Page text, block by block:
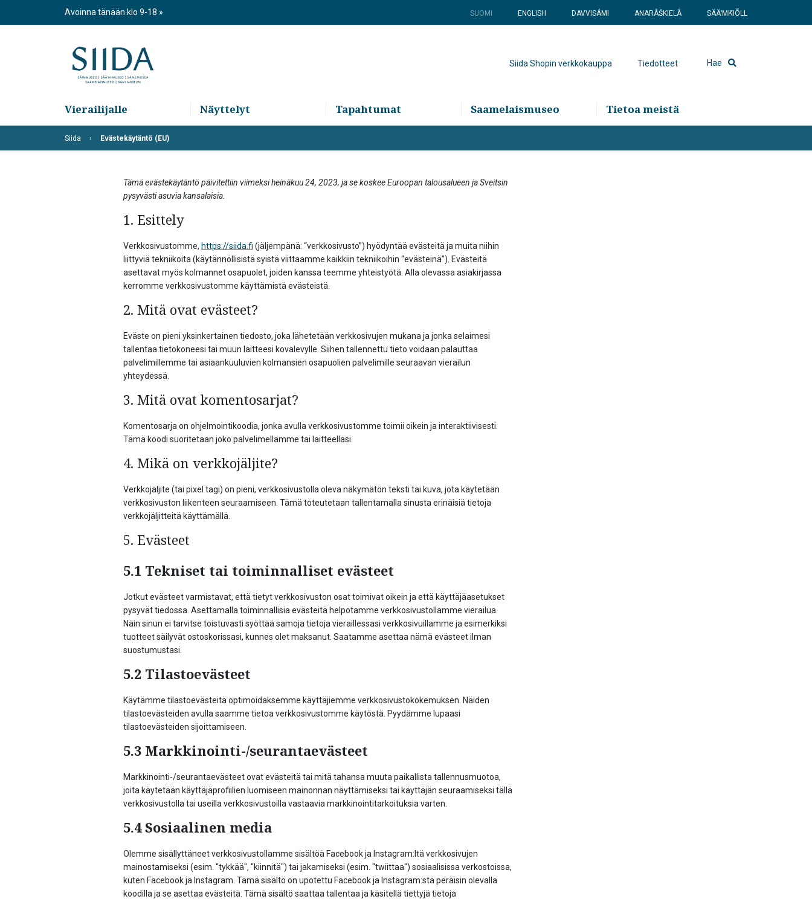
Avoinna tänään klo 9-18 SUOMI ENGLISH DAVVISÁMI ANARÂŠKIELÂ SÄÄʹMǨIÕLL
Siida Shopin verkkokauppa Tiedotteet Hae
Vierailijalle Näyttelyt Tapahtumat Saamelaismuseo Tietoa meistä
Siida Evästekäytäntö (EU)
Tämä evästekäytäntö päivitettiin viimeksi heinäkuu 24, 2023, ja se koskee Euroopan talousalueen ja Sveitsin
pysyvästi asuvia kansalaisia.
1. Esittely
Verkkosivustomme, https://siida.fi (jäljempänä: “verkkosivusto”) hyödyntää evästeitä ja muita niihin
liittyviä tekniikoita (käytännöllisistä syistä viittaamme kaikkiin tekniikoihin “evästeinä”). Evästeitä
asettavat myös kolmannet osapuolet, joiden kanssa teemme yhteistyötä. Alla olevassa asiakirjassa
kerromme verkkosivustomme käyttämistä evästeistä.
2. Mitä ovat evästeet?
Eväste on pieni yksinkertainen tiedosto, joka lähetetään verkkosivujen mukana ja jonka selaimesi
tallentaa tietokoneesi tai muun laitteesi kovalevylle. Siihen tallennettu tieto voidaan palauttaa
palvelimillemme tai asiaankuuluvien kolmansien osapuolien palvelimille seuraavan vierailun
yhteydessä.
3. Mitä ovat komentosarjat?
Komentosarja on ohjelmointikoodia, jonka avulla verkkosivustomme toimii oikein ja interaktiivisesti.
Tämä koodi suoritetaan joko palvelimellamme tai laitteellasi.
4. Mikä on verkkojäljite?
Verkkojäljite (tai pixel tagi) on pieni, verkkosivustolla oleva näkymätön teksti tai kuva, jota käytetään
verkkosivuston liikenteen seuraamiseen. Tämä toteutetaan tallentamalla sinusta erinäisiä tietoja
verkkojäljitteitä käyttämällä.
5. Evästeet
5.1 Tekniset tai toiminnalliset evästeet
Jotkut evästeet varmistavat, että tietyt verkkosivuston osat toimivat oikein ja että käyttäjäasetukset
pysyvät tiedossa. Asettamalla toiminnallisia evästeitä helpotamme verkkosivustollamme vierailua.
Näin sinun ei tarvitse toistuvasti syöttää samoja tietoja vieraillessasi verkkosivuillamme ja esimerkiksi
tuotteet säilyvät ostoskorissasi, kunnes olet maksanut. Saatamme asettaa nämä evästeet ilman
suostumustasi.
5.2 Tilastoevästeet
Käytämme tilastoevästeitä optimoidaksemme käyttäjiemme verkkosivustokokemuksen. Näiden
tilastoevästeiden avulla saamme tietoa verkkosivustomme käytöstä. Pyydämme lupaasi
tilastoevästeiden sijoittamiseen.
5.3 Markkinointi-/seurantaevästeet
Markkinointi-/seurantaevästeet ovat evästeitä tai mitä tahansa muuta paikallista tallennusmuotoa,
joita käytetään käyttäjäprofiilien luomiseen mainonnan näyttämiseksi tai käyttäjän seuraamiseksi tällä
verkkosivustolla tai useilla verkkosivustoilla vastaavia markkinointitarkoituksia varten.
5.4 Sosiaalinen media
Olemme sisällyttäneet verkkosivustollamme sisältöä Facebook ja Instagram:ltä verkkosivujen
mainostamiseksi (esim. "tykkää", "kiinnitä") tai jakamiseksi (esim. "twiittaa") sosiaalisissa verkostoissa,
kuten Facebook ja Instagram. Tämä sisältö on upotettu Facebook ja Instagram:stä peräisin olevalla
koodilla ja se asettaa evästeitä. Tämä sisältö saattaa tallentaa ja käsitellä tiettyjä tietoja